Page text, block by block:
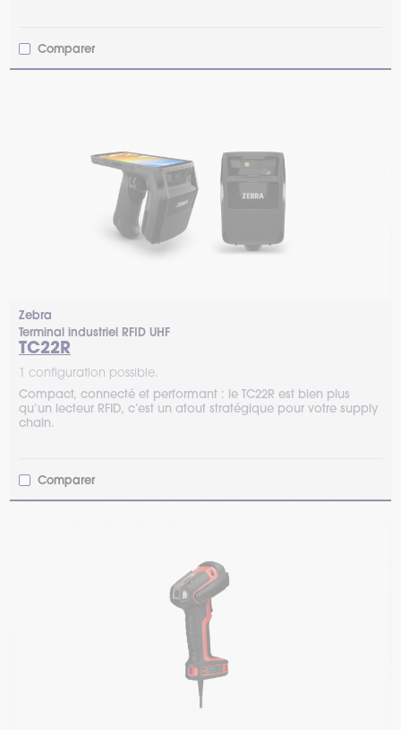
Comparer
Zebra
Terminal industriel RFID UHF
TC22R
1 configuration possible.
Compact, connecté et performant : le TC22R est bien plus
qu’un lecteur RFID, c’est un atout stratégique pour votre supply
chain.
Comparer